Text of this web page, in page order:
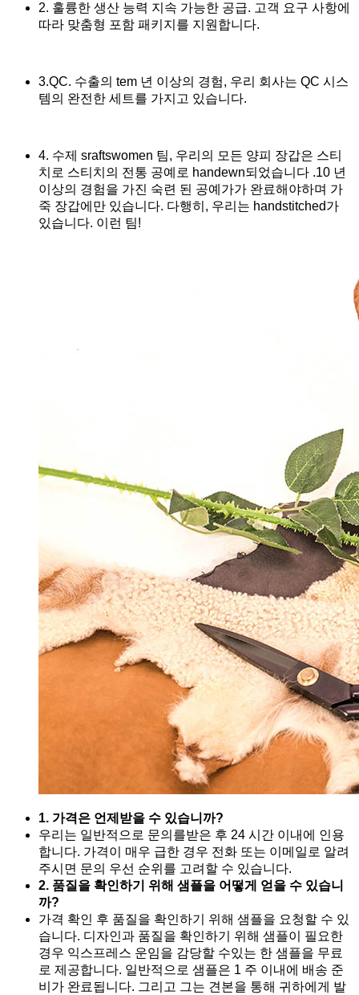
2. 훌륭한 생산 능력 지속 가능한 공급. 고객 요구 사항에
따라 맞춤형 포함 패키지를 지원합니다.
3.QC. 수출의 tem 년 이상의 경험, 우리 회사는 QC 시스
템의 완전한 세트를 가지고 있습니다.
4. 수제 sraftswomen 팀, 우리의 모든 양피 장갑은 스티
치로 스티치의 전통 공예로 handewn되었습니다 .10 년
이상의 경험을 가진 숙련 된 공예가가 완료해야하며 가
죽 장갑에만 있습니다. 다행히, 우리는 handstitched가
있습니다. 이런 팀!
1. 가격은 언제받을 수 있습니까?
우리는 일반적으로 문의를받은 후 24 시간 이내에 인용
합니다. 가격이 매우 급한 경우 전화 또는 이메일로 알려
주시면 문의 우선 순위를 고려할 수 있습니다.
2. 품질을 확인하기 위해 샘플을 어떻게 얻을 수 있습니
까?
가격 확인 후 품질을 확인하기 위해 샘플을 요청할 수 있
습니다. 디자인과 품질을 확인하기 위해 샘플이 필요한
경우 익스프레스 운임을 감당할 수있는 한 샘플을 무료
로 제공합니다. 일반적으로 샘플은 1 주 이내에 배송 준
비가 완료됩니다. 그리고 그는 견본을 통해 귀하에게 발